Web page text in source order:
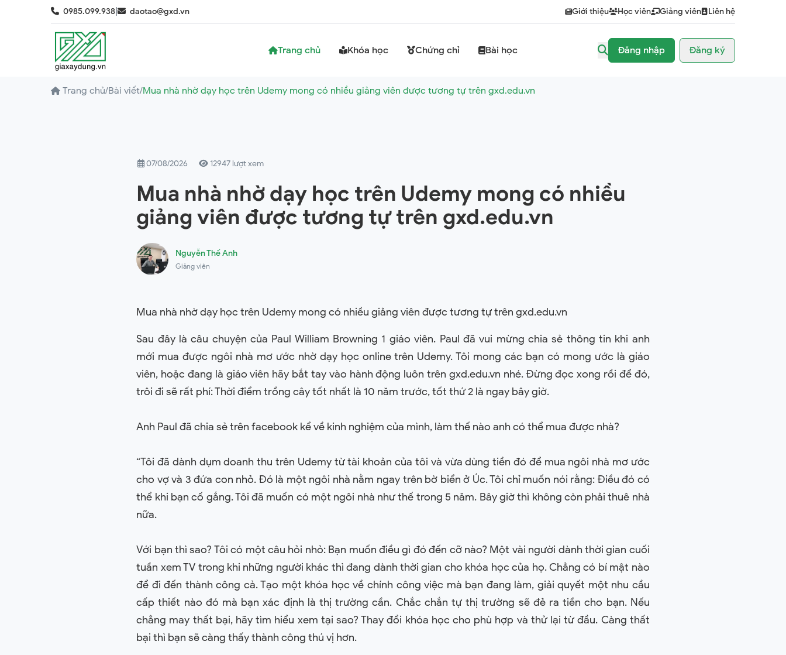
0985.099.938 daotao@gxd.vn Giới thiệu Học viên Giảng viên Liên hệ
Trang chủ Khóa học Chứng chỉ Bài học Đăng nhập Đăng ký
Trang chủ/Bài viết/Mua nhà nhờ dạy học trên Udemy mong có nhiều giảng viên được tương tự trên gxd.edu.vn
07/08/2026 12947 lượt xem
Mua nhà nhờ dạy học trên Udemy mong có nhiều
giảng viên được tương tự trên gxd.edu.vn
Nguyễn Thế Anh
Giảng viên
Mua nhà nhờ dạy học trên Udemy mong có nhiều giảng viên được tương tự trên gxd.edu.vn
Sau đây là câu chuyện của Paul William Browning 1 giáo viên. Paul đã vui mừng chia sẻ thông tin khi anh
mới mua được ngôi nhà mơ ước nhờ dạy học online trên Udemy. Tôi mong các bạn có mong ước là giáo
viên, hoặc đang là giáo viên hãy bắt tay vào hành động luôn trên gxd.edu.vn nhé. Đừng đọc xong rồi để đó,
trôi đi sẽ rất phí: Thời điểm trồng cây tốt nhất là 10 năm trước, tốt thứ 2 là ngay bây giờ.
Anh Paul đã chia sẻ trên facebook kể về kinh nghiệm của mình, làm thế nào anh có thể mua được nhà?
“Tôi đã dành dụm doanh thu trên Udemy từ tài khoản của tôi và vừa dùng tiền đó để mua ngôi nhà mơ ước
cho vợ và 3 đứa con nhỏ. Đó là một ngôi nhà nằm ngay trên bờ biển ở Úc. Tôi chỉ muốn nói rằng: Điều đó có
thể khi bạn cố gắng. Tôi đã muốn có một ngôi nhà như thế trong 5 năm. Bây giờ thì không còn phải thuê nhà
nữa.
Với bạn thì sao? Tôi có một câu hỏi nhỏ: Bạn muốn điều gì đó đến cỡ nào? Một vài người dành thời gian cuối
tuần xem TV trong khi những người khác thì đang dành thời gian cho khóa học của họ. Chẳng có bí mật nào
để đi đến thành công cả. Tạo một khóa học về chính công việc mà bạn đang làm, giải quyết một nhu cầu
cấp thiết nào đó mà bạn xác định là thị trường cần. Chắc chắn tự thị trường sẽ đẻ ra tiền cho bạn. Nếu
chẳng may thất bại, hãy tìm hiểu xem tại sao? Thay đổi khóa học cho phù hợp và thử lại từ đầu. Càng thất
bại thì bạn sẽ càng thấy thành công thú vị hơn.